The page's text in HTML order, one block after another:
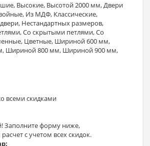
, Высокие, Высотой 2000 мм,Двери
, Из МДФ, Классические,
, Нестандартных размеров,
,Со скрытыми петлями,Со
, Цветные, Шириной 600 мм,
, Шириной 800 мм, Шириной 900 мм,
всеми скидками
Заполните форму ниже,
с учетом всех скидок.